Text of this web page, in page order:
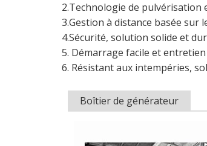
2.Technologie de pulvérisation
3.Gestion à distance basée sur
4.Sécurité, solution solide et
5. Démarrage facile et
6. Résistant aux intempéries,
Boîtier de générateur